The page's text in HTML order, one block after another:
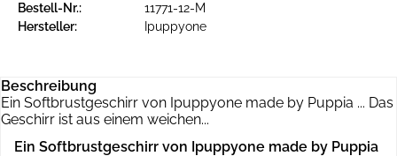
Bestell-Nr.:
11771-12-M
Hersteller:
Ipuppyone
Beschreibung
Ein Softbrustgeschirr von Ipuppyone made by Puppia ... Das
Geschirr ist aus einem weichen...
Ein Softbrustgeschirr von Ipuppyone made by Puppia